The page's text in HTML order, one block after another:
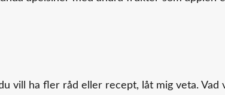
vill ha fler råd eller recept, låt mig veta. Vad